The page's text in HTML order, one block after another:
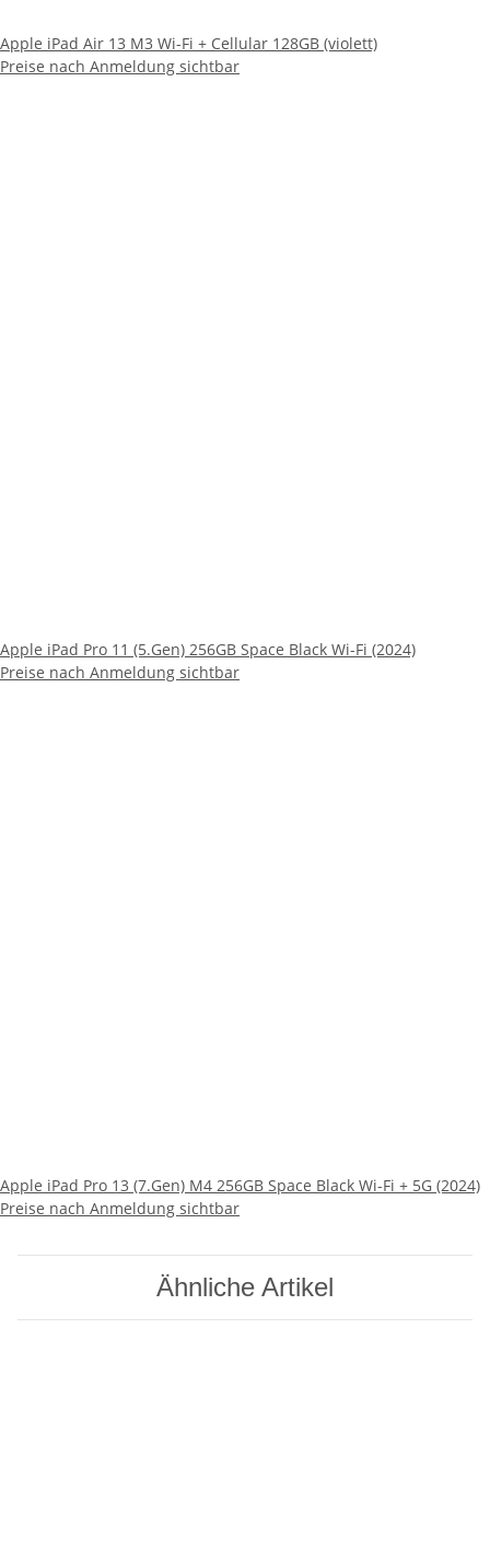
Apple iPad Air 13 M3 Wi-Fi + Cellular 128GB (violett)
Preise nach Anmeldung sichtbar
Apple iPad Pro 11 (5.Gen) 256GB Space Black Wi-Fi (2024)
Preise nach Anmeldung sichtbar
Apple iPad Pro 13 (7.Gen) M4 256GB Space Black Wi-Fi + 5G (2024)
Preise nach Anmeldung sichtbar
Ähnliche Artikel